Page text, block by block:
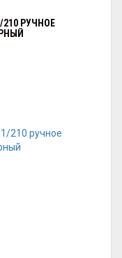
210 РУЧНОЕ